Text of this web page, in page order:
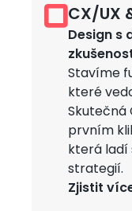
Obrázek
CX/UX
Design s
Stavíme
které
Skutečná
prvním
která ladí
strategií.
Zjistit